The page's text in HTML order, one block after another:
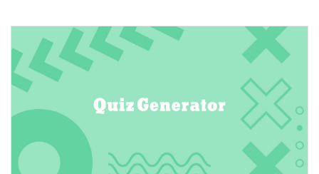
Talk 2 入力（タイピング）問題選択問題Lesson 3GETPart1入力（タイ
ピング）問題選択問題 Part2,3入力（タイピング）問題選択問題Let's
Talk 3 入力（タイピング）問題選択問題Lesson 4GETPart1 入力（タ
イピング）問題選択問題 Part2 入力（タイピング）問題選択問題 Part3
入力（タイピング）問題選択問題Let's Talk 4 入力（タイピング）問題選
択問題Lesson 5GETPart1 入力（タイピング）問題選択問題 Part2,3
前半入力（タイピング）問題選択問題 Part3後半入力（タイピング）問題
選択問題Let's Talk 5 入力（タイピング）問題選択問題Lesson
6GETPart1,2前半入力（タイピング）問題選択問題 Part2後半,3入力